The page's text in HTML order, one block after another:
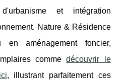
et intégration
Nature & Résidence
en aménagement foncier,
commedécouvrir le
, illustrant parfaitement ces